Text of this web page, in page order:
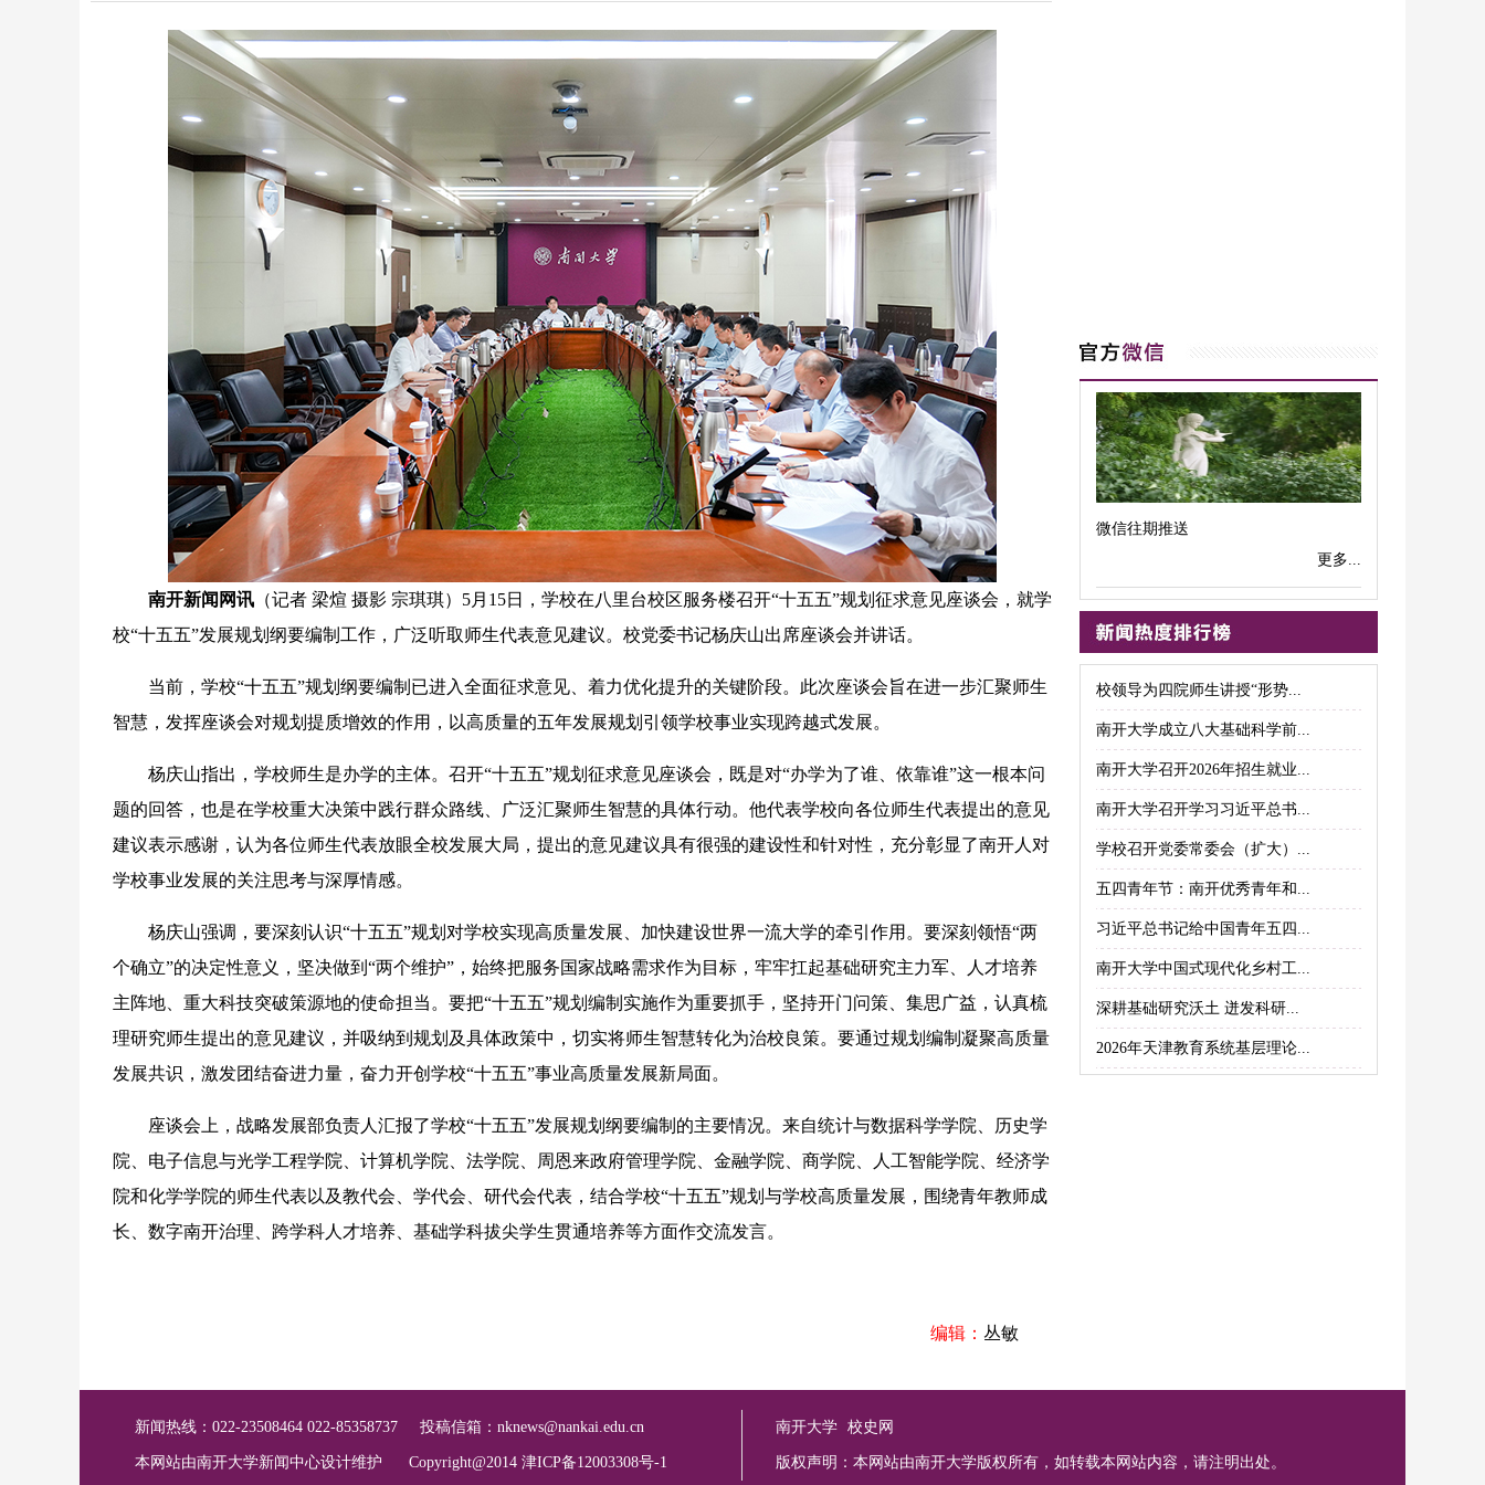
南开新闻网讯 （记者 梁煊 摄影 宗琪琪）5月15日，学校在八里台校区服务楼召开“十五五”规划征求意见座谈会，就学
校“十五五”发展规划纲要编制工作，广泛听取师生代表意见建议。校党委书记杨庆山出席座谈会并讲话。
当前，学校“十五五”规划纲要编制已进入全面征求意见、着力优化提升的关键阶段。此次座谈会旨在进一步汇聚师生
智慧，发挥座谈会对规划提质增效的作用，以高质量的五年发展规划引领学校事业实现跨越式发展。
杨庆山指出，学校师生是办学的主体。召开“十五五”规划征求意见座谈会，既是对“办学为了谁、依靠谁”这一根本问
题的回答，也是在学校重大决策中践行群众路线、广泛汇聚师生智慧的具体行动。他代表学校向各位师生代表提出的意见
建议表示感谢，认为各位师生代表放眼全校发展大局，提出的意见建议具有很强的建设性和针对性，充分彰显了南开人对
学校事业发展的关注思考与深厚情感。
杨庆山强调，要深刻认识“十五五”规划对学校实现高质量发展、加快建设世界一流大学的牵引作用。要深刻领悟“两
个确立”的决定性意义，坚决做到“两个维护”，始终把服务国家战略需求作为目标，牢牢扛起基础研究主力军、人才培养
主阵地、重大科技突破策源地的使命担当。要把“十五五”规划编制实施作为重要抓手，坚持开门问策、集思广益，认真梳
理研究师生提出的意见建议，并吸纳到规划及具体政策中，切实将师生智慧转化为治校良策。要通过规划编制凝聚高质量
发展共识，激发团结奋进力量，奋力开创学校“十五五”事业高质量发展新局面。
座谈会上，战略发展部负责人汇报了学校“十五五”发展规划纲要编制的主要情况。来自统计与数据科学学院、历史学
院、电子信息与光学工程学院、计算机学院、法学院、周恩来政府管理学院、金融学院、商学院、人工智能学院、经济学
院和化学学院的师生代表以及教代会、学代会、研代会代表，结合学校“十五五”规划与学校高质量发展，围绕青年教师成
长、数字南开治理、跨学科人才培养、基础学科拔尖学生贯通培养等方面作交流发言。
编辑： 丛敏
微信往期推送
更多...
校领导为四院师生讲授“形势...
南开大学成立八大基础科学前...
南开大学召开2026年招生就业...
南开大学召开学习习近平总书...
学校召开党委常委会（扩大）...
五四青年节：南开优秀青年和...
习近平总书记给中国青年五四...
南开大学中国式现代化乡村工...
深耕基础研究沃土 迸发科研...
2026年天津教育系统基层理论...
新闻热线：022-23508464 022-85358737 投稿信箱： nknews@nankai.edu.cn
本网站由南开大学新闻中心设计维护 Copyright@2014 津ICP备12003308号-1
南开大学 校史网
版权声明：本网站由南开大学版权所有，如转载本网站内容，请注明出处。